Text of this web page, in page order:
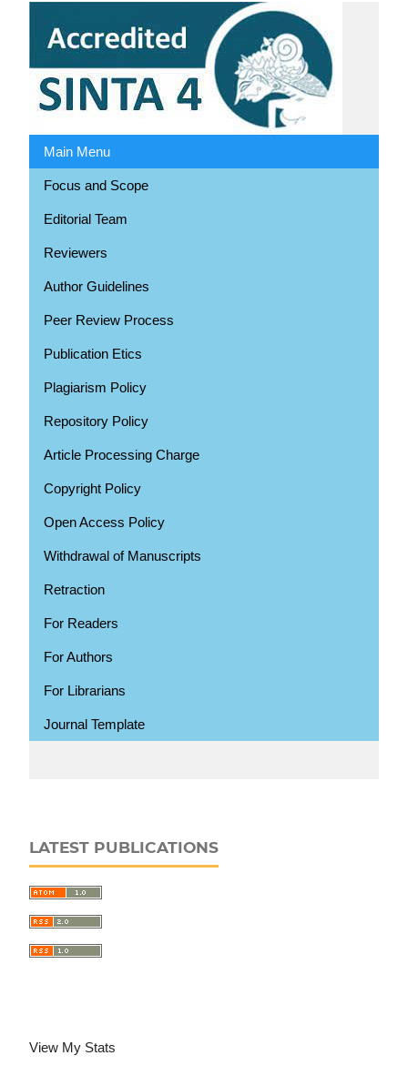
Main Menu
Focus and Scope
Editorial Team
Reviewers
Author Guidelines
Peer Review Process
Publication Etics
Plagiarism Policy
Repository Policy
Article Processing Charge
Copyright Policy
Open Access Policy
Withdrawal of Manuscripts
Retraction
For Readers
For Authors
For Librarians
Journal Template
LATEST PUBLICATIONS
View My Stats